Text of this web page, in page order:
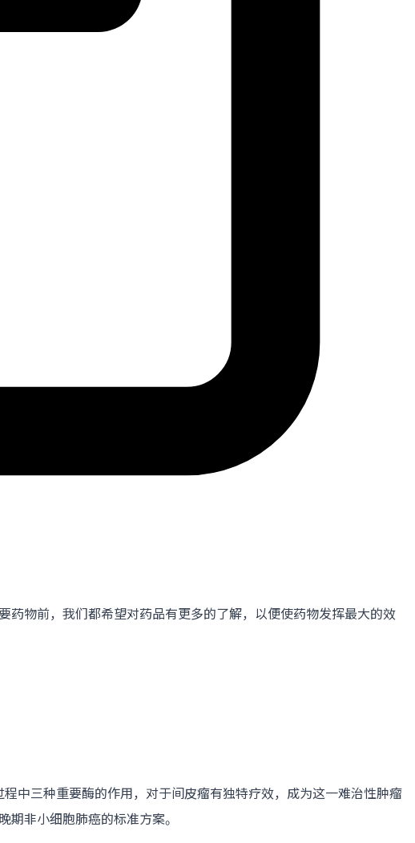
物前，我们都希望对药品有更多的了解，以便使药物发挥最大的效
三种重要酶的作用，对于间皮瘤有独特疗效，成为这一难治性肿瘤
非小细胞肺癌的标准方案。